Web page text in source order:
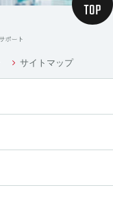
サイトマップ